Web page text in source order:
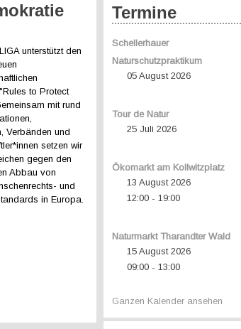
unterstützt den
to Protect
mit rund
Verbänden und
setzen wir
gegen den
Abbau von
und
in Europa.
Termine
Schellerhauer
Naturschutzpraktikum
05 August 2026
Tour de Natur
25 Juli 2026
Ökomarkt am Kollwitzplatz
13 August 2026
12:00 -19:00
Naturmarkt Tharandter Wald
15 August 2026
09:00 -13:00
Ganzen Kalender ansehen